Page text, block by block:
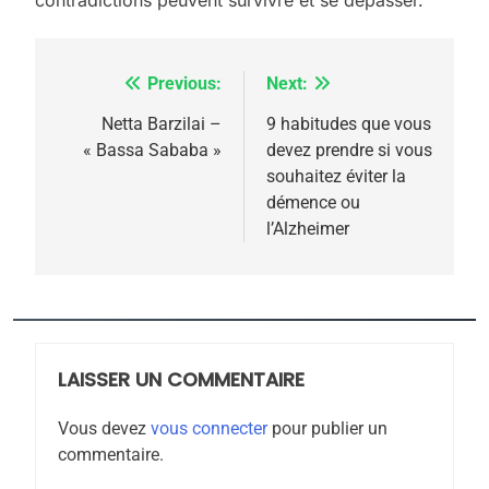
NavigationPrevious:
Netta Barzilai –
« Bassa Sababa »
Next:
9 habitudes que vous
devez prendre si vous
souhaitez éviter la
démence ou
l’Alzheimer
LAISSER UN COMMENTAIRE
Vous devez vous connecterpour publier un
commentaire.
Zrihen-Dvir
CE QUI NOUS MANQUE –
Jacques Hadida
Azilal consacrés produits
DAFINA MAROC
1
De Loya Stauber